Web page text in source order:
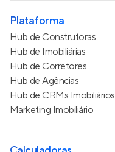
Plataforma
Hub de Construtoras
Hub de Imobiliárias
Hub de Corretores
Hub de Agências
Hub de CRMs Imobiliários
Marketing Imobiliário